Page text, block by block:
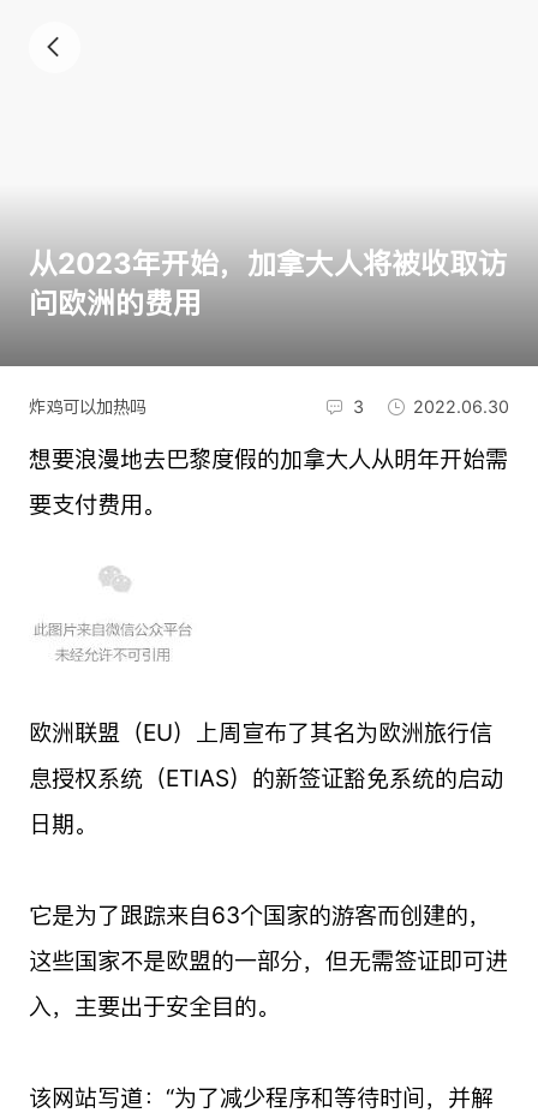
从2023年开始，加拿大人将被收取访
问欧洲的费用
炸鸡可以加热吗 3 2022.06.30
想要浪漫地去巴黎度假的加拿大人从明年开始需
要支付费用。
欧洲联盟（EU）上周宣布了其名为欧洲旅行信
息授权系统（ETIAS）的新签证豁免系统的启动
日期。
它是为了跟踪来自63个国家的游客而创建的，
这些国家不是欧盟的一部分，但无需签证即可进
入，主要出于安全目的。
该网站写道：“为了减少程序和等待时间，并解